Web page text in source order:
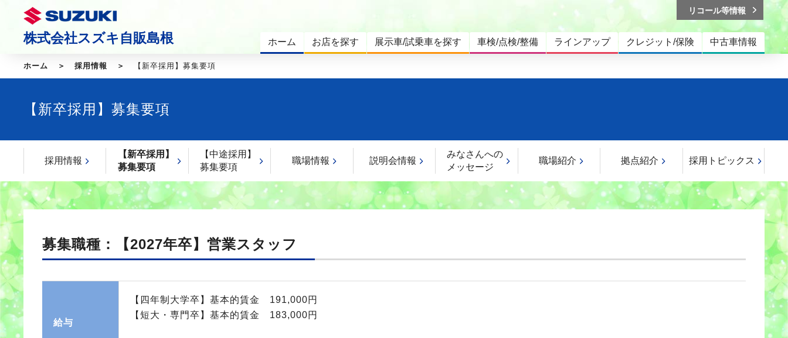
株式会社スズキ自販島根 ホーム お店を探す 展示車/試乗車を探す 車検/点検/整備 ラインアップ クレジット/保険 中古車情報
リコール等情報
ホーム 採用情報 【新卒採用】募集要項
【新卒採用】募集要項
採用情報
【新卒採用】
募集要項
【中途採用】
募集要項
職場情報 説明会情報
みなさんへの
メッセージ
職場紹介 拠点紹介 採用トピックス
募集職種：【2027年卒】営業スタッフ
給与
【四年制大学卒】基本的賃金 191,000円
【短大・専門卒】基本的賃金 183,000円